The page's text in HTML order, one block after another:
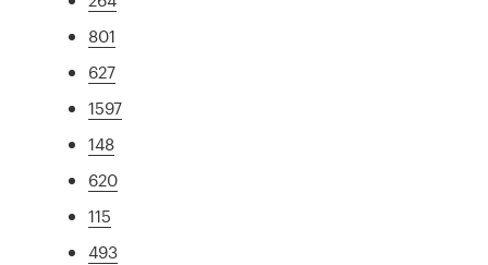
801
627
1597
148
620
115
493